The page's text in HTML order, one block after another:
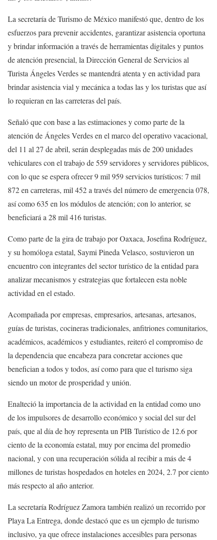
La secretaría de Turismo de México manifestó que, dentro de los
esfuerzos para prevenir accidentes, garantizar asistencia oportuna
y brindar información a través de herramientas digitales y puntos
de atención presencial, la Dirección General de Servicios al
Turista Ángeles Verdes se mantendrá atenta y en actividad para
brindar asistencia vial y mecánica a todas las y los turistas que así
lo requieran en las carreteras del país.
Señaló que con base a las estimaciones y como parte de la
atención de Ángeles Verdes en el marco del operativo vacacional,
del 11 al 27 de abril, serán desplegadas más de 200 unidades
vehiculares con el trabajo de 559 servidores y servidores públicos,
con lo que se espera ofrecer 9 mil 959 servicios turísticos: 7 mil
872 en carreteras, mil 452 a través del número de emergencia 078,
así como 635 en los módulos de atención; con lo anterior, se
beneficiará a 28 mil 416 turistas.
Como parte de la gira de trabajo por Oaxaca, Josefina Rodríguez,
y su homóloga estatal, Saymi Pineda Velasco, sostuvieron un
encuentro con integrantes del sector turístico de la entidad para
analizar mecanismos y estrategias que fortalecen esta noble
actividad en el estado.
Acompañada por empresas, empresarios, artesanas, artesanos,
guías de turistas, cocineras tradicionales, anfitriones comunitarios,
académicos, académicos y estudiantes, reiteró el compromiso de
la dependencia que encabeza para concretar acciones que
benefician a todos y todos, así como para que el turismo siga
siendo un motor de prosperidad y unión.
Enalteció la importancia de la actividad en la entidad como uno
de los impulsores de desarrollo económico y social del sur del
país, que al día de hoy representa un PIB Turístico de 12.6 por
ciento de la economía estatal, muy por encima del promedio
nacional, y con una recuperación sólida al recibir a más de 4
millones de turistas hospedados en hoteles en 2024, 2.7 por ciento
más respecto al año anterior.
La secretaría Rodríguez Zamora también realizó un recorrido por
Playa La Entrega, donde destacó que es un ejemplo de turismo
inclusivo, ya que ofrece instalaciones accesibles para personas